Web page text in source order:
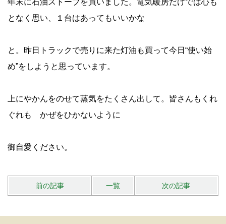
年末に石油ストーブを買いました。電気暖房だけでは心も
となく思い、１台はあってもいいかな
と。昨日トラックで売りに来た灯油も買って今日“使い始
め”をしようと思っています。
上にやかんをのせて蒸気をたくさん出して。皆さんもくれ
ぐれも かぜをひかないように
御自愛ください。
前の記事 一覧 次の記事